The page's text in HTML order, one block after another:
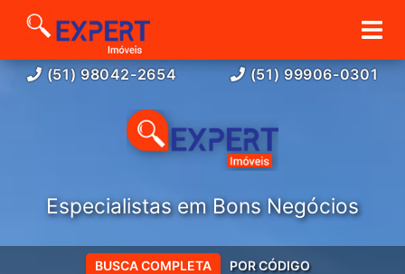
(51) 98042-2654 (51) 99906-0301
Especialistas em Bons Negócios
BUSCA COMPLETA POR CÓDIGO